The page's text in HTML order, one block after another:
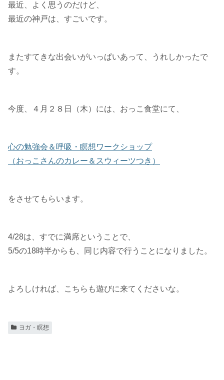
最近、よく思うのだけど、
最近の神戸は、すごいです。
またすてきな出会いがいっぱいあって、うれしかったで
す。
今度、４月２８日（木）には、おっこ食堂にて、
心の勉強会＆呼吸・瞑想ワークショップ
（おっこさんのカレー＆スウィーツつき）
をさせてもらいます。
4/28は、すでに満席ということで、
5/5の18時半からも、同じ内容で行うことになりました。
よろしければ、こちらも遊びに来てくださいな。
ヨガ・瞑想